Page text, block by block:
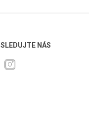
SLEDUJTE NÁS